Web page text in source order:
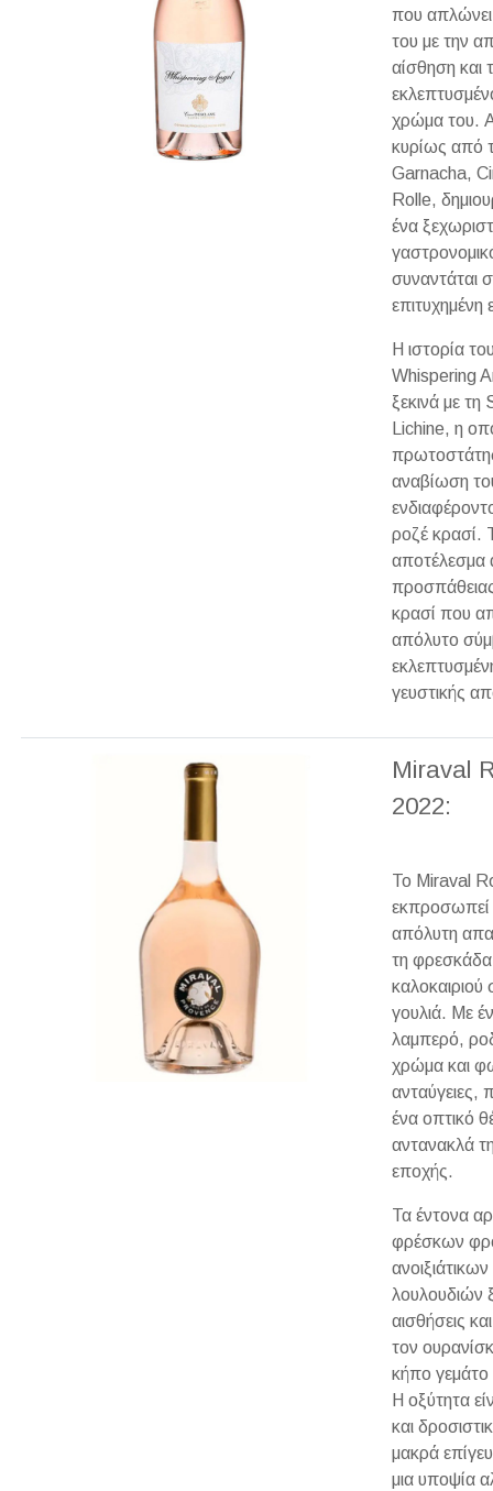
που απλώνει
του με την
αίσθηση και
χρώμα του.
κυρίως από
Garnacha,
Rolle,
ένα
συναντάται
Η ιστορία
Whispering
ξεκινά με τη
Lichine, η
αναβίωση
ροζέ κρασί.
αποτέλεσμα
προσπάθειας
κρασί που
απόλυτο
γευστικής
Miraval
2022:
Το Miraval
εκπροσωπεί
απόλυτη
τη
καλοκαιριού
γουλιά. Με
λαμπερό,
χρώμα και
ανταύγειες,
ένα οπτικό
αντανακλά
εποχής.
Τα έντονα
φρέσκων
ανοιξιάτικων
λουλουδιών
αισθήσεις
τον
κήπο
Η οξύτητα
και
μακρά
μια υποψία